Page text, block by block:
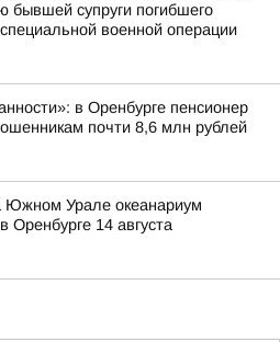
бывшей супруги погибшего
военной операции
в Оренбурге пенсионер
почти 8,6 млн рублей
Южном Урале океанариум
Оренбурге 14 августа